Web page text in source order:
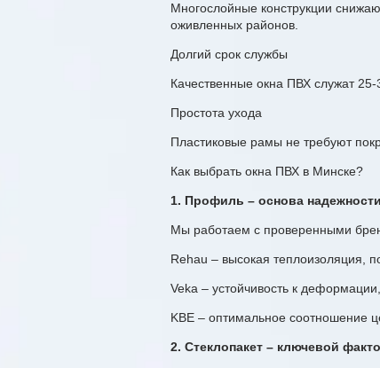
Многослойные конструкции
оживленных районов.
Долгий срок службы
Качественные окна ПВХ служат 25-
Простота ухода
Пластиковые рамы не требуют
Как выбрать окна ПВХ в Минске?
1. Профиль – основа надежности
Мы работаем с проверенными
Rehau – высокая теплоизоляция,
Veka – устойчивость к
KBE – оптимальное соотношение
2. Стеклопакет – ключевой